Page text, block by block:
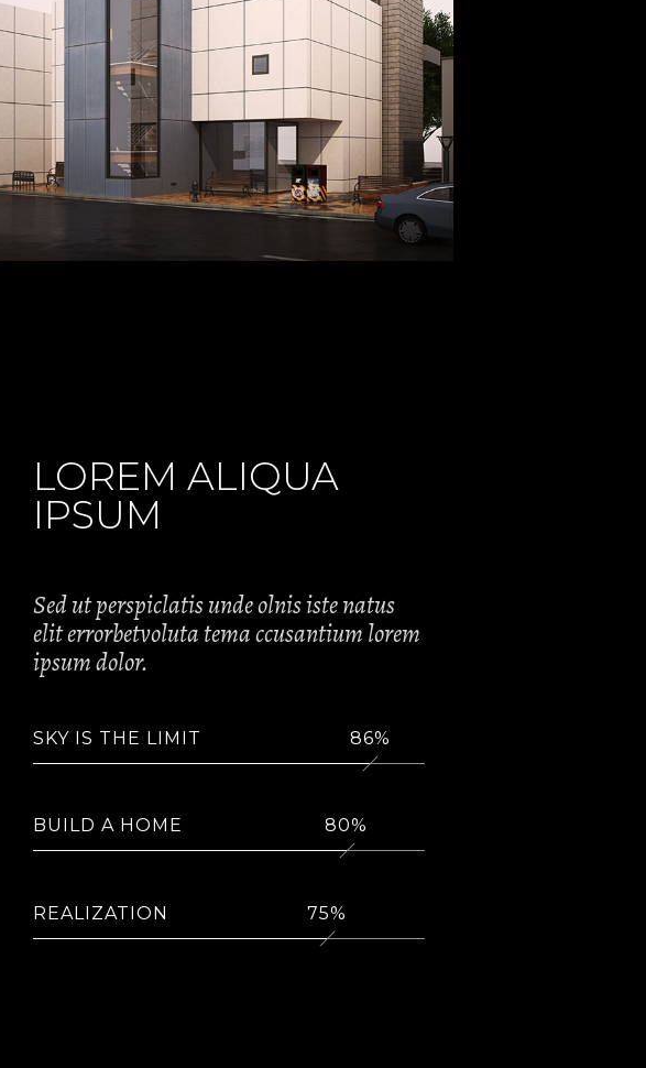
LOREM ALIQUA
IPSUM
Sed ut perspiclatis unde olnis iste natus
elit errorbetvoluta tema ccusantium lorem
ipsum dolor.
SKY IS THE LIMIT 86
BUILD A HOME 80
REALIZATION 75